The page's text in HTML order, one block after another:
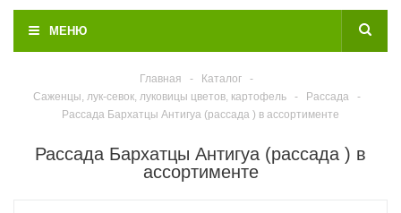
МЕНЮ
Главная - Каталог
-
Саженцы, лук-севок, луковицы цветов, картофель
- Рассада
-
Рассада Бархатцы Антигуа (рассада ) в ассортименте
Рассада Бархатцы Антигуа (рассада ) в
ассортименте